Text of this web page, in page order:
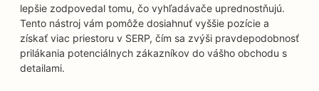
lepšie zodpovedal tomu, čo vyhľadávače uprednostňujú.
Tento nástroj vám pomôže dosiahnuť vyššie pozície a
získať viac priestoru v SERP, čím sa zvýši pravdepodobnosť
prilákania potenciálnych zákazníkov do vášho obchodu s
detailami.